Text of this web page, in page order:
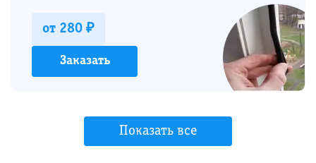
от 280 ₽
Заказать
Показать все